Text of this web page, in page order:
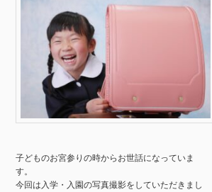
子どものお宮参りの時からお世話になっていま
す。
今回は入学・入園の写真撮影をしていただきまし